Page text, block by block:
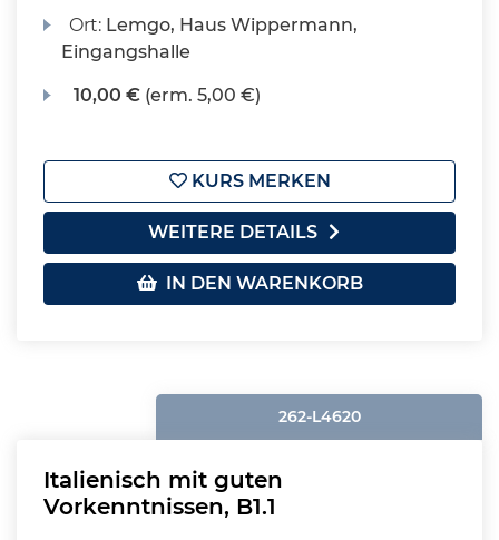
Ort: Lemgo, Haus Wippermann,
Eingangshalle
10,00 € (erm. 5,00 €)
KURS MERKEN
WEITERE DETAILS
IN DEN WARENKORB
262-L4620
Italienisch mit guten
Vorkenntnissen, B1.1